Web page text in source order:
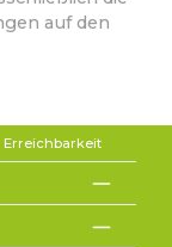
auf den
Erreichbarkeit